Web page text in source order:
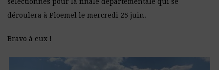
déroulera à Ploemel le mercredi 25 juin.
Bravo à eux !